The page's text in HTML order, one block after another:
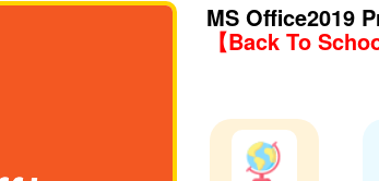
MS Office2019
【Back To